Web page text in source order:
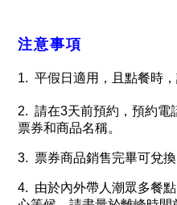
注意事項
1. 平假日適用，且點餐時
2. 請在3天前預約，預約電
票券和商品名稱。
3. 票券商品銷售完畢可兌
4. 由於內外帶人潮眾多餐